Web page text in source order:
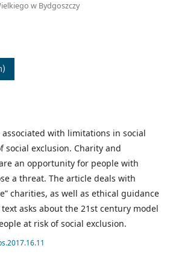
w Bydgoszczy
with limitations in social
social exclusion. Charity and
an opportunity for people with
a threat. The article deals with
charities, as well as ethical guidance
asks about the 21st century model
at risk of social exclusion.